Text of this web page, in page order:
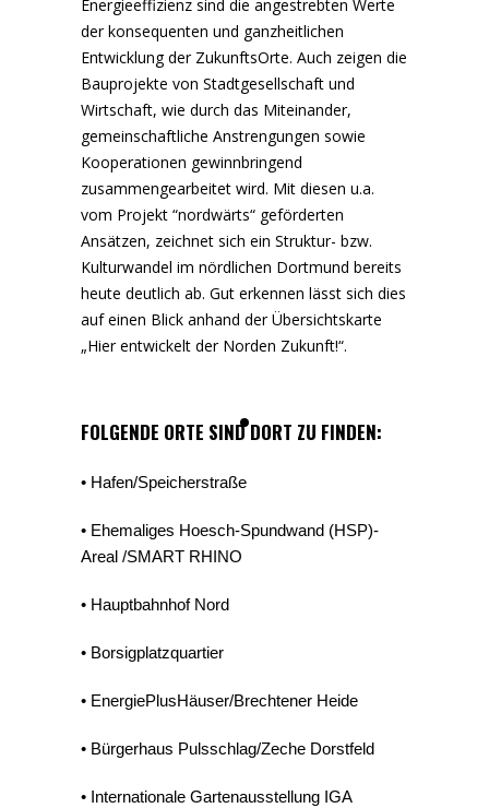
Energieeffizienz sind die angestrebten Werte
der konsequenten und ganzheitlichen
Entwicklung der ZukunftsOrte. Auch zeigen die
Bauprojekte von Stadtgesellschaft und
Wirtschaft, wie durch das Miteinander,
gemeinschaftliche Anstrengungen sowie
Kooperationen gewinnbringend
zusammengearbeitet wird. Mit diesen u.a.
vom Projekt “nordwärts“ geförderten
Ansätzen, zeichnet sich ein Struktur- bzw.
Kulturwandel im nördlichen Dortmund bereits
heute deutlich ab. Gut erkennen lässt sich dies
auf einen Blick anhand der Übersichtskarte
„Hier entwickelt der Norden Zukunft!“.
FOLGENDE ORTE SIND DORT ZU FINDEN:
• Hafen/Speicherstraße
• Ehemaliges Hoesch-Spundwand (HSP)-
Areal /SMART RHINO
• Hauptbahnhof Nord
• Borsigplatzquartier
• EnergiePlusHäuser/Brechtener Heide
• Bürgerhaus Pulsschlag/Zeche Dorstfeld
• Internationale Gartenausstellung IGA